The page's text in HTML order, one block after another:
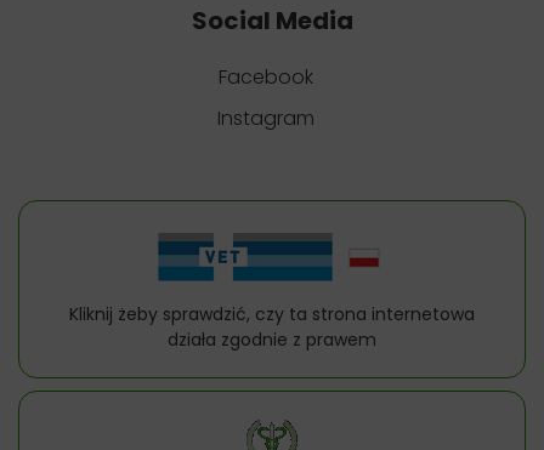
Social Media
Facebook
Instagram
Kliknij żeby sprawdzić, czy ta strona internetowa
działa zgodnie z prawem